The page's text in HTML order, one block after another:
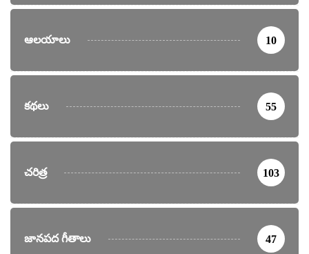
ఆలయాలు 10
కథలు 55
చరిత్ర 103
జానపద గీతాలు 47